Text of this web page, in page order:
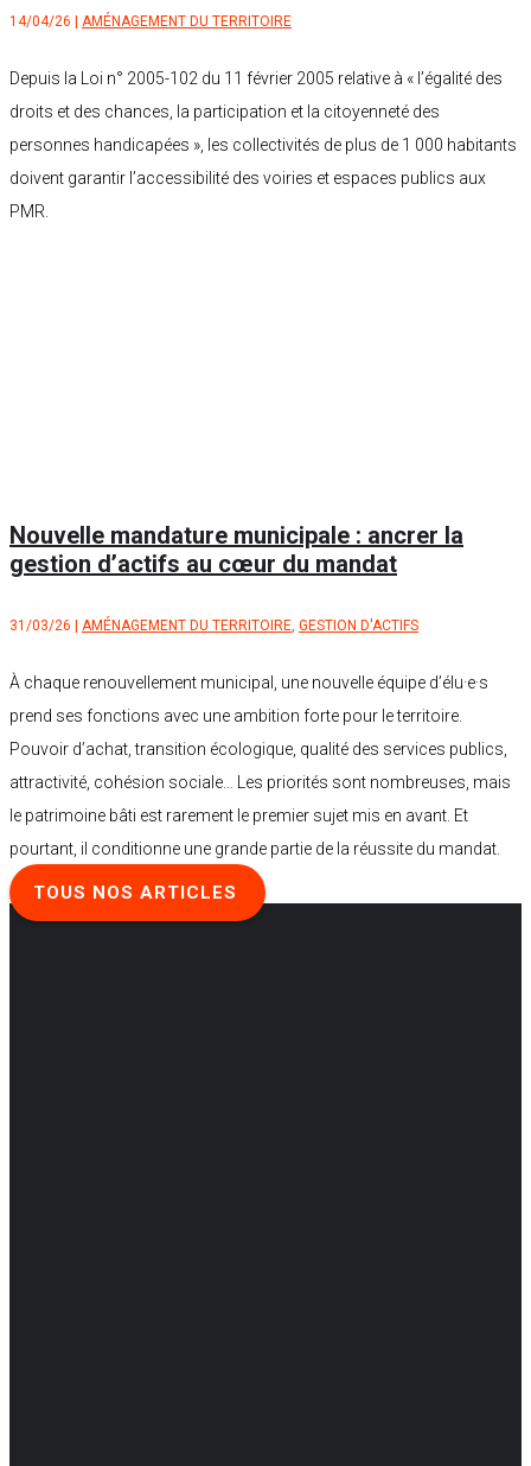
14/04/26 AMÉNAGEMENT DU TERRITOIRE
Depuis la Loi n° 2005-102 du 11 février 2005 relative à « l’égalité des
droits et des chances, la participation et la citoyenneté des
personnes handicapées », les collectivités de plus de 1 000 habitants
doivent garantir l’accessibilité des voiries et espaces publics aux
PMR.
Nouvelle mandature municipale : ancrer la
gestion d’actifs au cœur du mandat
31/03/26 AMÉNAGEMENT DU TERRITOIRE, GESTION D'ACTIFS
À chaque renouvellement municipal, une nouvelle équipe d’élu·e·s
prend ses fonctions avec une ambition forte pour le territoire.
Pouvoir d’achat, transition écologique, qualité des services publics,
attractivité, cohésion sociale… Les priorités sont nombreuses, mais
le patrimoine bâti est rarement le premier sujet mis en avant. Et
pourtant, il conditionne une grande partie de la réussite du mandat.
TOUS NOS ARTICLES